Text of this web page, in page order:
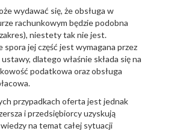
wydawać się, że obsługa w
rachunkowym będzie podobna
niestety tak nie jest.
spora jej część jest wymagana przez
dlatego właśnie składa się na
podatkowa oraz obsługa
przypadkach oferta jest jednak
i przedsiębiorcy uzyskują
na temat całej sytuacji